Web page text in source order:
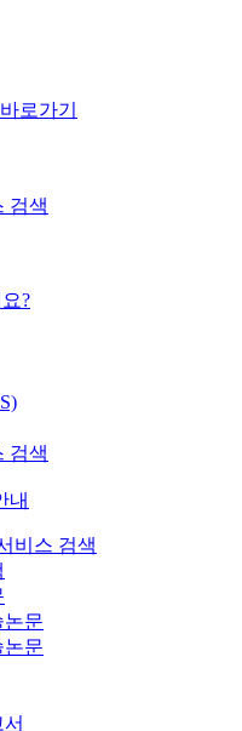
로가기
검색
?
검색
내
비스 검색
논문
논문